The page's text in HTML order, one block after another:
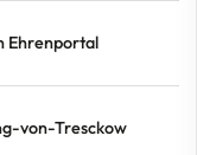
Ehrenportal
von-Tresckow